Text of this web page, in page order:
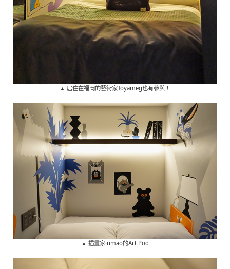
▲ 居住在福岡的藝術家Toyameg也有參與！
▲ 插畫家·umao的Art Pod